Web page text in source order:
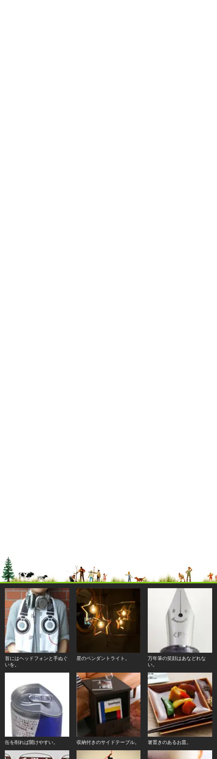
首にはヘッドフォンと手ぬぐ
いを。
星のペンダントライト。
万年筆の笑顔はあなどれな
い。
缶を削れば開けやすい。 収納付きのサイドテーブル。 箸置きのあるお皿。